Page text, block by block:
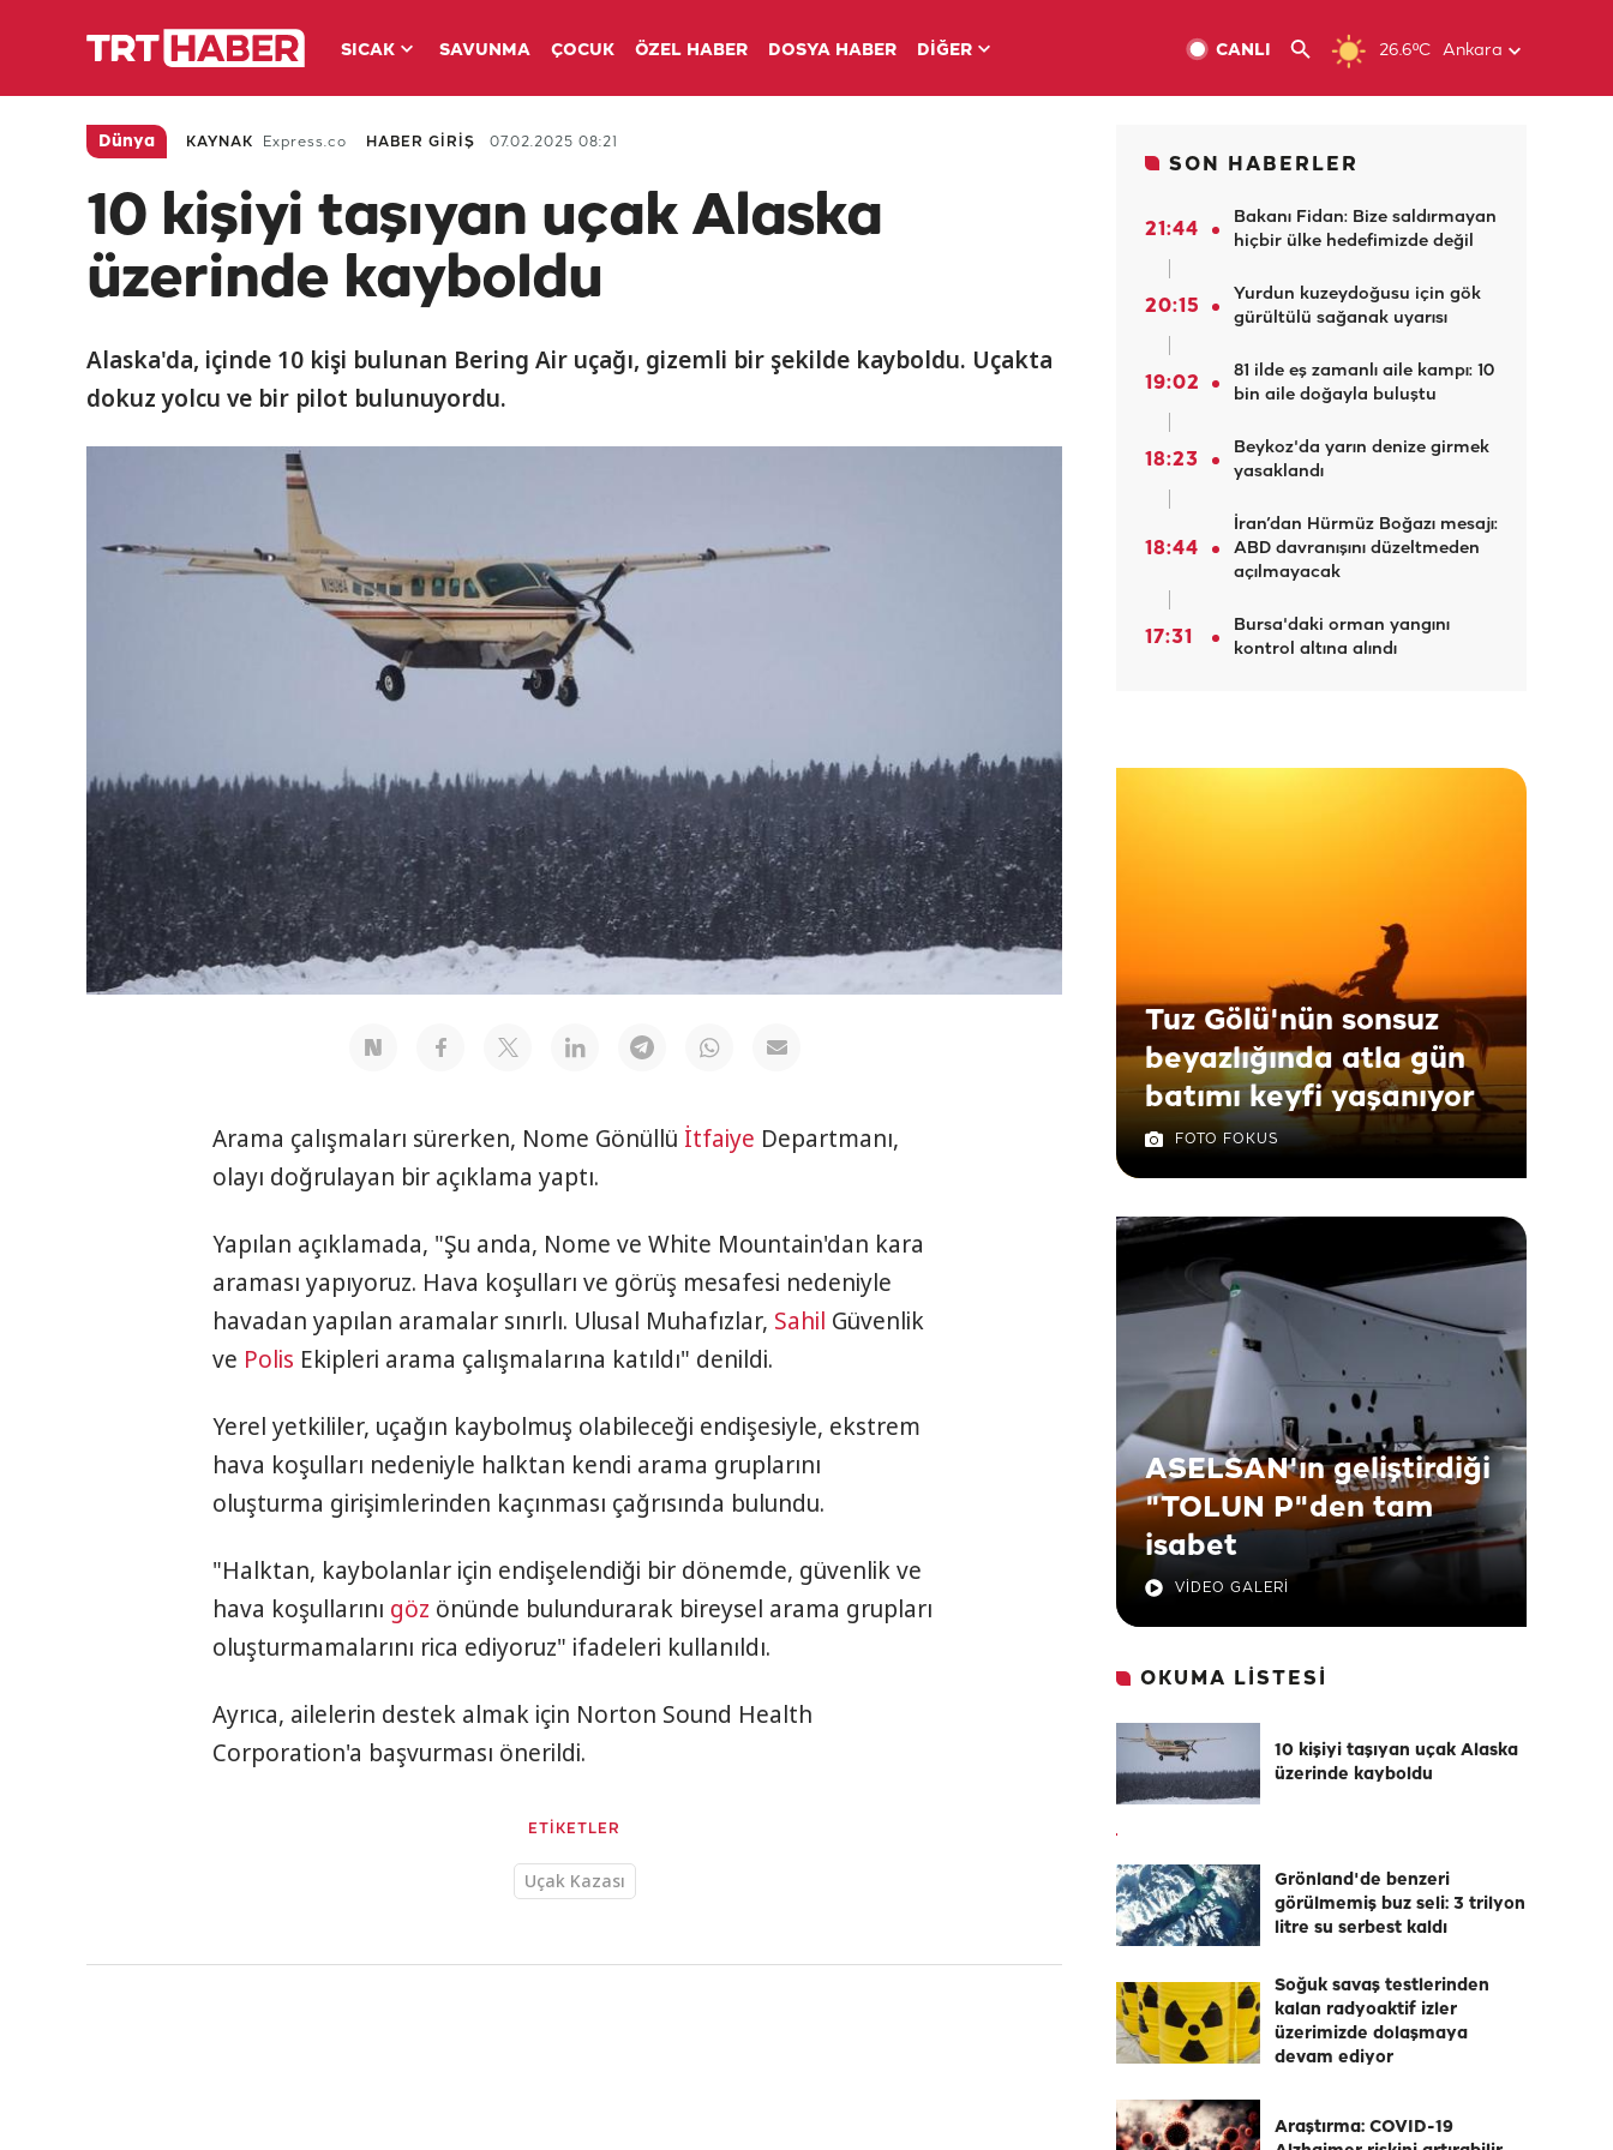
SICAK SAVUNMA ÇOCUK ÖZEL HABER DOSYA HABER DİĞER 26.6ºC Ankara
CANLI
Dünya KAYNAK Express.co HABER GİRİŞ 07.02.2025 08:21
10 kişiyi taşıyan uçak Alaska
üzerinde kayboldu
Alaska'da, içinde 10 kişi bulunan Bering Air uçağı, gizemli bir şekilde kayboldu. Uçakta
dokuz yolcu ve bir pilot bulunuyordu.
Arama çalışmaları sürerken, Nome Gönüllü İtfaiye Departmanı,
olayı doğrulayan bir açıklama yaptı.
Yapılan açıklamada, "Şu anda, Nome ve White Mountain'dan kara
araması yapıyoruz. Hava koşulları ve görüş mesafesi nedeniyle
havadan yapılan aramalar sınırlı. Ulusal Muhafızlar, Sahil Güvenlik
ve Polis Ekipleri arama çalışmalarına katıldı" denildi.
Yerel yetkililer, uçağın kaybolmuş olabileceği endişesiyle, ekstrem
hava koşulları nedeniyle halktan kendi arama gruplarını
oluşturma girişimlerinden kaçınması çağrısında bulundu.
"Halktan, kaybolanlar için endişelendiği bir dönemde, güvenlik ve
hava koşullarını göz önünde bulundurarak bireysel arama grupları
oluşturmamalarını rica ediyoruz" ifadeleri kullanıldı.
Ayrıca, ailelerin destek almak için Norton Sound Health
Corporation'a başvurması önerildi.
ETİKETLER
Uçak Kazası
SON HABERLER
21:44
Bakanı Fidan: Bize saldırmayan
hiçbir ülke hedefimizde değil
20:15
Yurdun kuzeydoğusu için gök
gürültülü sağanak uyarısı
19:02
81 ilde eş zamanlı aile kampı: 10
bin aile doğayla buluştu
18:23
Beykoz'da yarın denize girmek
yasaklandı
18:44
İran’dan Hürmüz Boğazı mesajı:
ABD davranışını düzeltmeden
açılmayacak
17:31
Bursa'daki orman yangını
kontrol altına alındı
Tuz Gölü'nün sonsuz
beyazlığında atla gün
batımı keyfi yaşanıyor
FOTO FOKUS
ASELSAN'ın geliştirdiği
"TOLUN P"den tam
isabet
VİDEO GALERİ
OKUMA LİSTESİ
10 kişiyi taşıyan uçak Alaska
üzerinde kayboldu
Grönland'de benzeri
görülmemiş buz seli: 3 trilyon
litre su serbest kaldı
Soğuk savaş testlerinden
kalan radyoaktif izler
üzerimizde dolaşmaya
devam ediyor
Araştırma: COVID-19